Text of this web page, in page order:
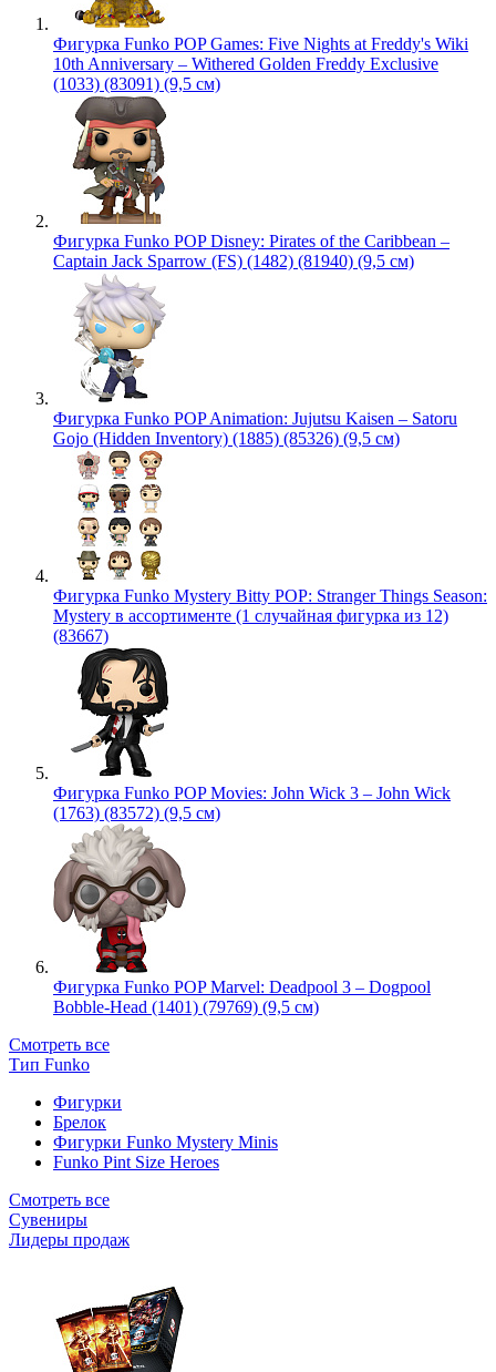
Фигурка Funko POP Games: Five Nights at Freddy's Wiki
10th Anniversary – Withered Golden Freddy Exclusive
(1033) (83091) (9,5 см)
Фигурка Funko POP Disney: Pirates of the Caribbean –
Captain Jack Sparrow (FS) (1482) (81940) (9,5 см)
Фигурка Funko POP Animation: Jujutsu Kaisen – Satoru
Gojo (Hidden Inventory) (1885) (85326) (9,5 см)
Фигурка Funko Mystery Bitty POP: Stranger Things Season:
Mystery в ассортименте (1 случайная фигурка из 12)
(83667)
Фигурка Funko POP Movies: John Wick 3 – John Wick
(1763) (83572) (9,5 см)
Фигурка Funko POP Marvel: Deadpool 3 – Dogpool
Bobble-Head (1401) (79769) (9,5 см)
Смотреть все
Тип Funko
Фигурки
Брелок
Фигурки Funko Mystery Minis
Funko Pint Size Heroes
Смотреть все
Сувениры
Лидеры продаж